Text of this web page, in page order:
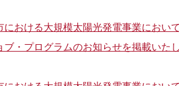
おける大規模太陽光発電事業におい
・プログラムのお知らせを掲載いたし